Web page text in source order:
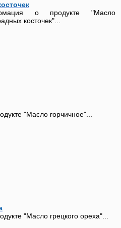
о продукте "Масло
косточек"...
"Масло горчичное"...
"Масло грецкого ореха"...